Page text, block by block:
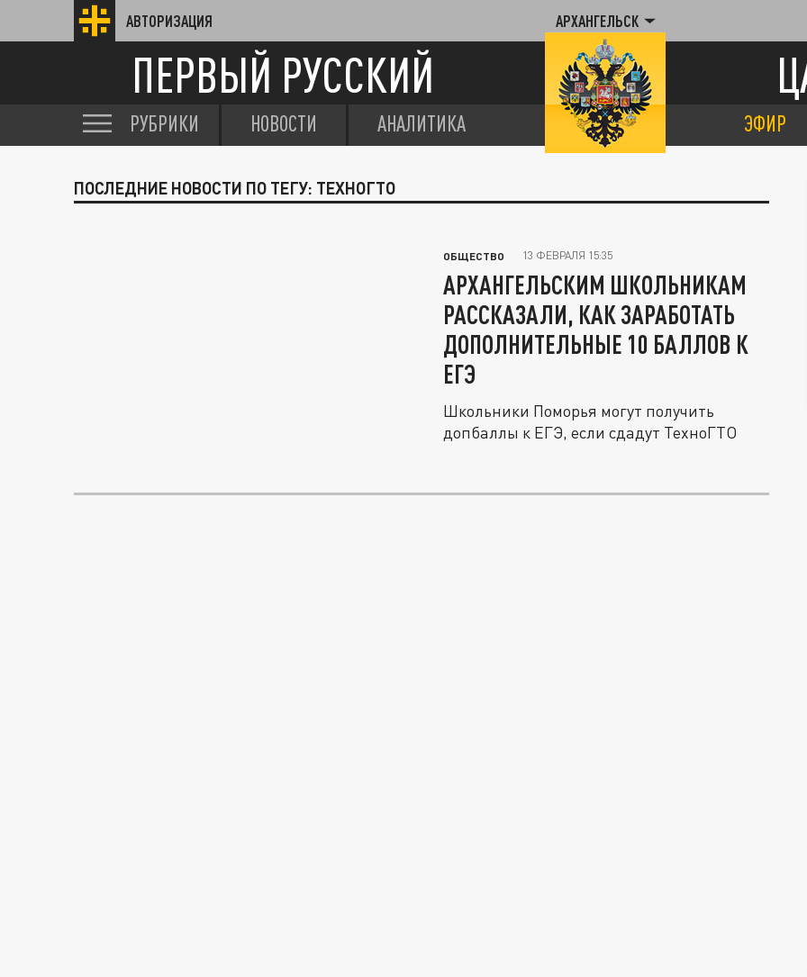
АВТОРИЗАЦИЯ АРХАНГЕЛЬСК
ПЕРВЫЙ РУССКИЙ
РУБРИКИ НОВОСТИ АНАЛИТИКА ЭФИР
ПОСЛЕДНИЕ НОВОСТИ ПО ТЕГУ: ТЕХНОГТО
ОБЩЕСТВО 13 ФЕВРАЛЯ 15:35
АРХАНГЕЛЬСКИМ ШКОЛЬНИКАМ
РАССКАЗАЛИ, КАК ЗАРАБОТАТЬ
ДОПОЛНИТЕЛЬНЫЕ 10 БАЛЛОВ К
ЕГЭ
Школьники Поморья могут получить
допбаллы к ЕГЭ, если сдадут ТехноГТО